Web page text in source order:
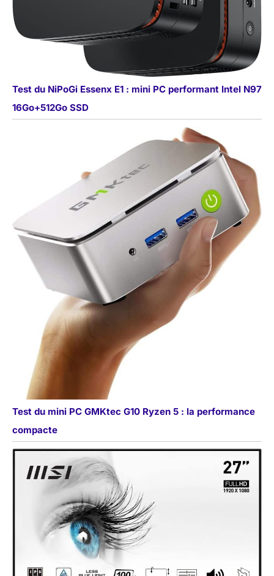
Test du NiPoGi Essenx E1 : mini PC performant Intel N97
16Go+512Go SSD
Test du mini PC GMKtec G10 Ryzen 5 : la performance
compacte